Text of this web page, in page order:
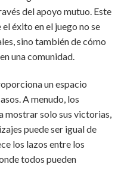
del apoyo mutuo. Este
éxito en el juego no se
sino también de cómo
una comunidad.
un espacio
A menudo, los
mostrar solo sus victorias,
puede ser igual de
los lazos entre los
todos pueden